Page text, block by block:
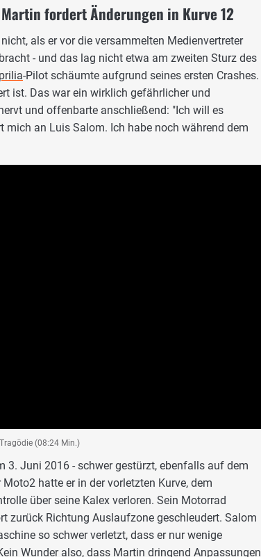
fordert Änderungen in Kurve 12
als er vor die versammelten Medienvertreter
- und das lag nicht etwa am zweiten Sturz des
-Pilot schäumte aufgrund seines ersten Crashes.
ist. Das war ein wirklich gefährlicher und
und offenbarte anschließend: "Ich will es
mich an Luis Salom. Ich habe noch während dem
(08:24 Min.)
3. Juni 2016 - schwer gestürzt, ebenfalls auf dem
hatte er in der vorletzten Kurve, dem
über seine Kalex verloren. Sein Motorrad
zurück Richtung Auslaufzone geschleudert. Salom
so schwer verletzt, dass er nur wenige
Wunder also, dass Martin dringend Anpassungen